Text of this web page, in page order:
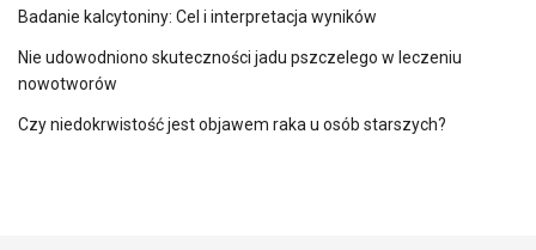
Badanie kalcytoniny: Cel i interpretacja wyników
Nie udowodniono skuteczności jadu pszczelego w leczeniu
nowotworów
Czy niedokrwistość jest objawem raka u osób starszych?